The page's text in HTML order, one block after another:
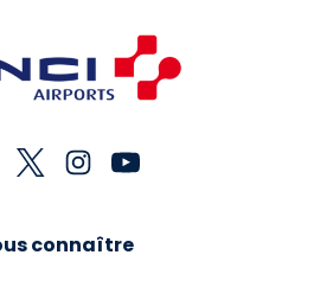
connaître